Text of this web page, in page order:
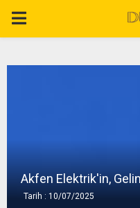
P
A
Akfen Elektrik'in,
Tarih : 10/07/2025